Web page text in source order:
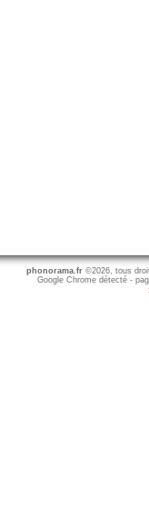
phonorama.fr©2026, tous
Google Chrome détecté -